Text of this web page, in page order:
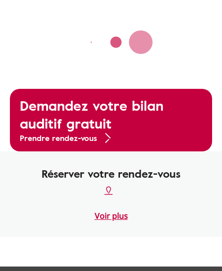
Demandez votre bilan
auditif gratuit
Prendre rendez-vous
Réserver votre rendez-vous
Voir plus